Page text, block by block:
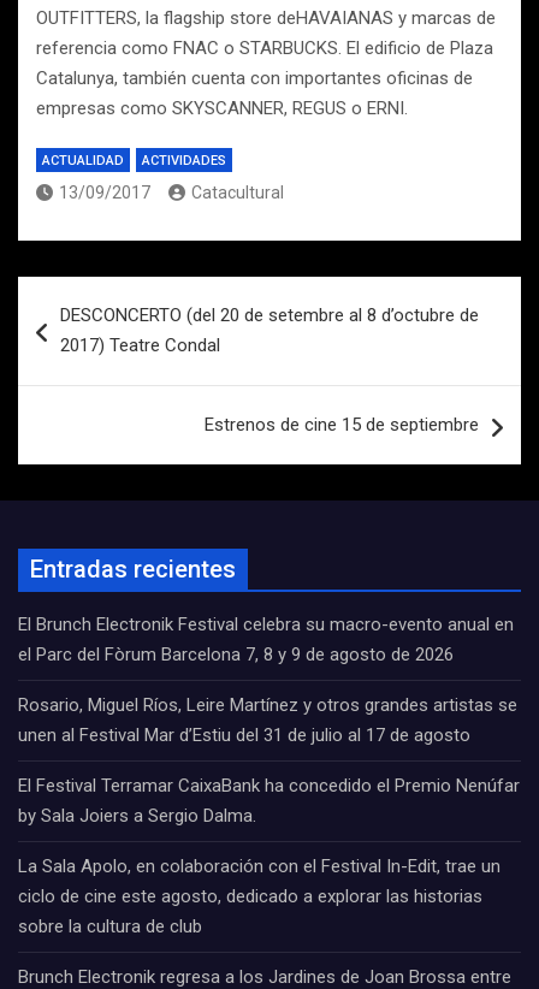
OUTFITTERS, la flagship store deHAVAIANAS y marcas de
referencia como FNAC o STARBUCKS. El edificio de Plaza
Catalunya, también cuenta con importantes oficinas de
empresas como SKYSCANNER, REGUS o ERNI.
ACTUALIDAD ACTIVIDADES
13/09/2017 Catacultural
de
DESCONCERTO (del 20 de setembre al 8 d’octubre de
2017) Teatre Condal
Estrenos de cine 15 de septiembre
Entradas recientes
El Brunch Electronik Festival celebra su macro-evento anual en
el Parc del Fòrum Barcelona 7, 8 y 9 de agosto de 2026
Rosario, Miguel Ríos, Leire Martínez y otros grandes artistas se
unen al Festival Mar d’Estiu del 31 de julio al 17 de agosto
El Festival Terramar CaixaBank ha concedido el Premio Nenúfar
by Sala Joiers a Sergio Dalma.
La Sala Apolo, en colaboración con el Festival In-Edit, trae un
ciclo de cine este agosto, dedicado a explorar las historias
sobre la cultura de club
Brunch Electronik regresa a los Jardines de Joan Brossa entre